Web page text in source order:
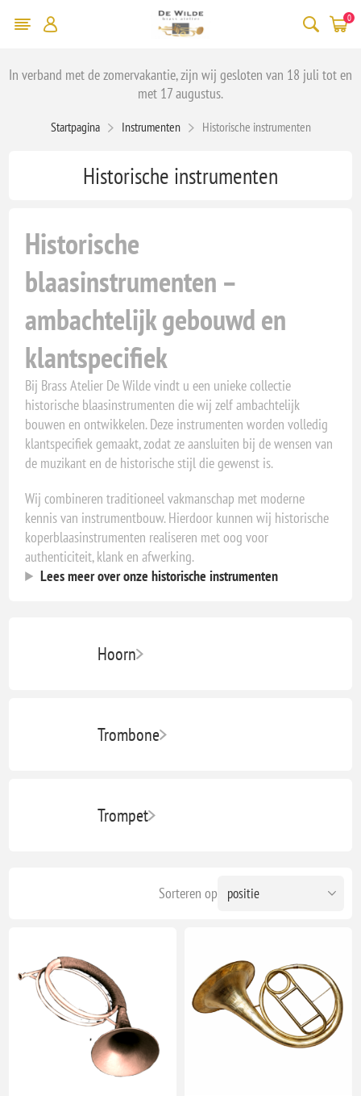
0
In verband met de zomervakantie, zijn wij gesloten van 18 juli tot en
met 17 augustus.
Startpagina Instrumenten Historische instrumenten
Historische instrumenten
Historische
blaasinstrumenten –
ambachtelijk gebouwd en
klantspecifiek
Bij Brass Atelier De Wilde vindt u een unieke collectie
historische blaasinstrumenten die wij zelf ambachtelijk
bouwen en ontwikkelen. Deze instrumenten worden volledig
klantspecifiek gemaakt, zodat ze aansluiten bij de wensen van
de muzikant en de historische stijl die gewenst is.
Wij combineren traditioneel vakmanschap met moderne
kennis van instrumentbouw. Hierdoor kunnen wij historische
koperblaasinstrumenten realiseren met oog voor
authenticiteit, klank en afwerking.
Lees meer over onze historische instrumenten
Hoorn
Trombone
Trompet
Sorteren op